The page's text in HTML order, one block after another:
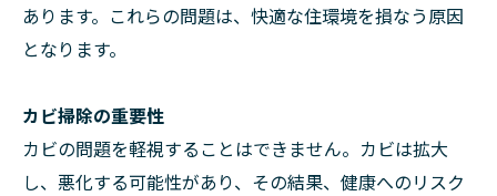
あります。これらの問題は、快適な住環境を損なう原因
となります。
カビ掃除の重要性
カビの問題を軽視することはできません。カビは拡大
し、悪化する可能性があり、その結果、健康へのリスク